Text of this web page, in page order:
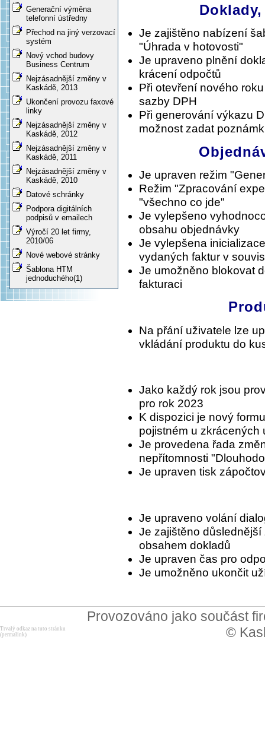
Generační výměna
telefonní ústředny
Přechod na jiný verzovací
systém
Nový vchod budovy
Business Centrum
Nejzásadnější změny v
Kaskádě, 2013
Ukončení provozu faxové
linky
Nejzásadnější změny v
Kaskádě, 2012
Nejzásadnější změny v
Kaskádě, 2011
Nejzásadnější změny v
Kaskádě, 2010
Datové schránky
Podpora digitálních
podpisů v emailech
Výročí 20 let firmy,
2010/06
Nové webové stránky
Šablona HTM
jednoduchého(1)
Je zajištěno nabízení
"Úhrada v hotovosti"
Je upraveno plnění
krácení odpočtů
Při otevření nového
sazby DPH
Při generování výkazu
možnost zadat
Je upraven režim
Režim "Zpracování
"všechno co jde"
Je vylepšeno
obsahu objednávky
Je vylepšena
vydaných faktur v
Je umožněno blokovat
fakturaci
Na přání uživatele lze
vkládání produktu do
Jako každý rok jsou
pro rok 2023
K dispozici je nový
pojistném u zkrácených
Je provedena řada
nepřítomnosti
Je upraven tisk
Je upraveno volání
Je zajištěno
obsahem dokladů
Je upraven čas pro
Je umožněno ukončit
Provozováno jako součást
©
Trvalý odkaz na tuto stránku
(permalink)